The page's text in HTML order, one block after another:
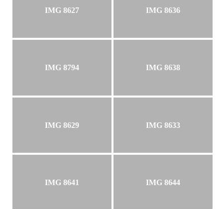
IMG 8627 IMG 8636
IMG 8794 IMG 8638
IMG 8629 IMG 8633
IMG 8641 IMG 8644